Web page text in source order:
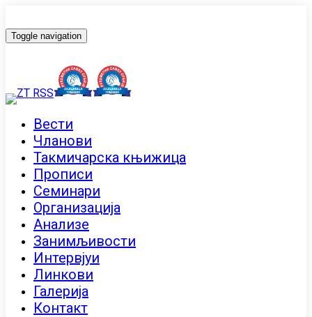
Toggle navigation
Вести
Чланови
Такмичарска књижица
Прописи
Семинари
Организација
Анализе
Занимљивости
Интервјуи
Линкови
Галерија
Контакт